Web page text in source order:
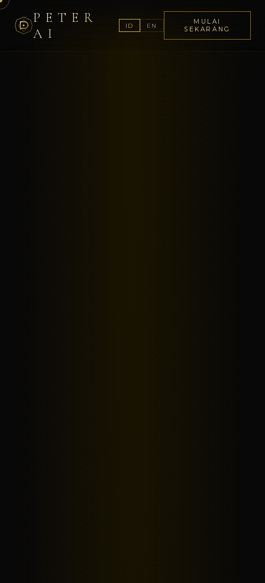
PETER
AI
ID EN
MULAI
SEKARANG